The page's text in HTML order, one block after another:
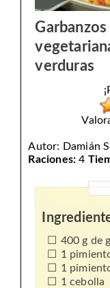
verduras
Autor: Damián
Raciones: 4
400 g de
1
1
1 cebolla